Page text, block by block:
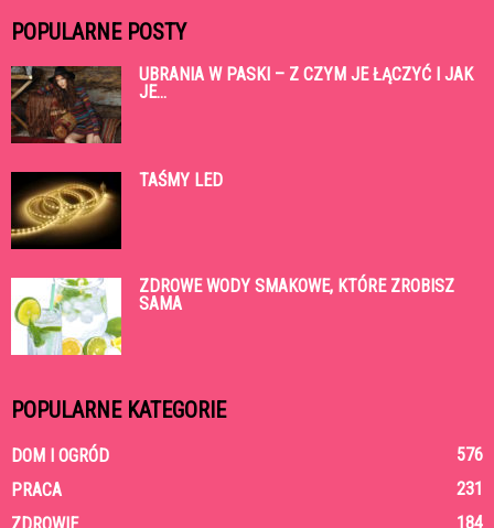
POPULARNE POSTY
UBRANIA W PASKI – Z CZYM JE ŁĄCZYĆ I JAK
JE...
TAŚMY LED
ZDROWE WODY SMAKOWE, KTÓRE ZROBISZ
SAMA
POPULARNE KATEGORIE
DOM I OGRÓD
576
PRACA
231
184